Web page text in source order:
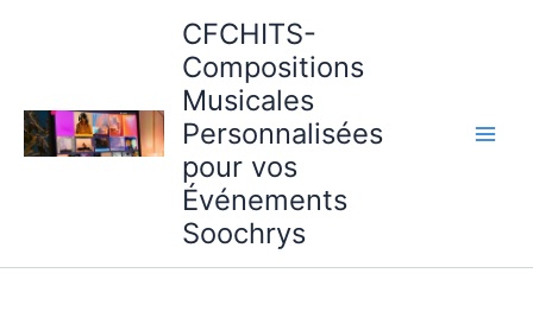
CFCHITS-
Compositions
Musicales
Personnalisées
pour vos
Événements
Soochrys